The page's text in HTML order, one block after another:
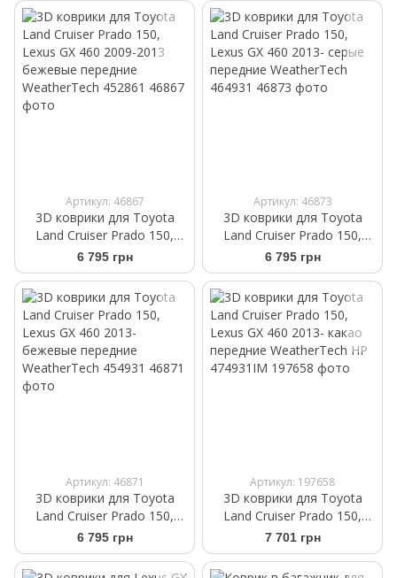
Артикул: 46867
3D коврики для Toyota
Land Cruiser Prado 150,
Lexus GX 460 2009-2013
бежевые передние
6 795 грн
Артикул: 46873
3D коврики для Toyota
Land Cruiser Prado 150,
Lexus GX 460 2013- cерые
передние WeatherTech
6 795 грн
Артикул: 46871
3D коврики для Toyota
Land Cruiser Prado 150,
Lexus GX 460 2013-
бежевые передние
6 795 грн
Артикул: 197658
3D коврики для Toyota
Land Cruiser Prado 150,
Lexus GX 460 2013- какао
передние WeatherTech HP
474931IM
7 701 грн